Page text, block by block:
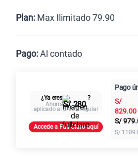
Postpago
Plan: Max Ilimitado 79.90
Paga solo
125GB
Pago:Al contado
Cuotas Claro
¿Ya eres
?
AhorraS/ 280
aplicado al precio regular
Accede a Full Claro aquí
Pago
S/
829.00
S/
S/